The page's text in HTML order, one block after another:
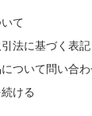
て
法に基づく表記
ついて問い合わ
ける